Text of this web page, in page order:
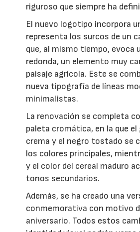
riguroso que siempre ha
El nuevo logotipo incorpora
representa los surcos de un
que, al mismo tiempo, evoca
redonda, un elemento muy
paisaje agrícola. Este se
nueva tipografía de líneas
minimalistas.
La renovación se completa
paleta cromática, en la que el
crema y el negro tostado se
los colores principales,
y el color del cereal maduro
tonos secundarios.
Además, se ha creado una
conmemorativa con motivo
aniversario. Todos estos